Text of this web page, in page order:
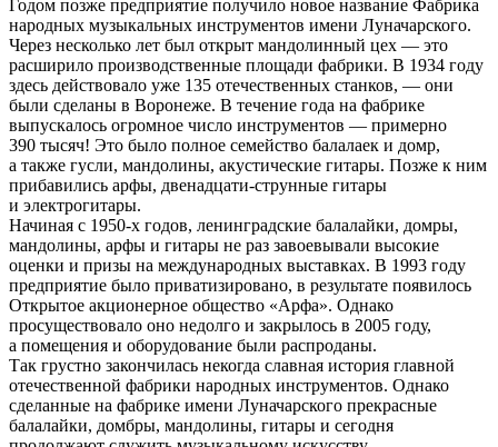
Годом позже предприятие получило новое название Фабрика
народных музыкальных инструментов имени Луначарского.
Через несколько лет был открыт мандолинный цех — это
расширило производственные площади фабрики. В 1934 году
здесь действовало уже 135 отечественных станков, — они
были сделаны в Воронеже. В течение года на фабрике
выпускалось огромное число инструментов — примерно
390 тысяч! Это было полное семейство балалаек и домр,
а также гусли, мандолины, акустические гитары. Позже к ним
прибавились арфы, двенадцати-струнные гитары
и электрогитары.
Начиная с 1950-х годов, ленинградские балалайки, домры,
мандолины, арфы и гитары не раз завоевывали высокие
оценки и призы на международных выставках. В 1993 году
предприятие было приватизировано, в результате появилось
Открытое акционерное общество «Арфа». Однако
просуществовало оно недолго и закрылось в 2005 году,
а помещения и оборудование были распроданы.
Так грустно закончилась некогда славная история главной
отечественной фабрики народных инструментов. Однако
сделанные на фабрике имени Луначарского прекрасные
балалайки, домбры, мандолины, гитары и сегодня